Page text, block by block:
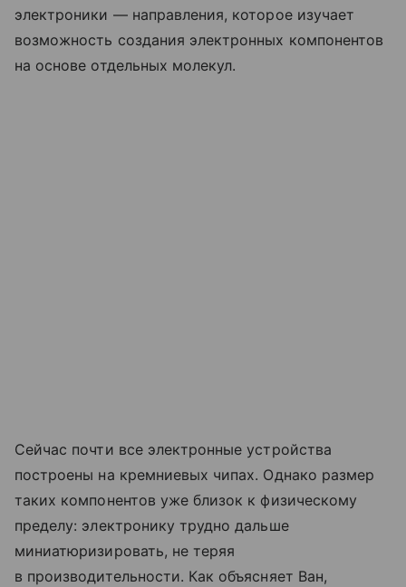
электроники — направления, которое изучает
возможность создания электронных компонентов
на основе отдельных молекул.
Сейчас почти все электронные устройства
построены на кремниевых чипах. Однако размер
таких компонентов уже близок к физическому
пределу: электронику трудно дальше
миниатюризировать, не теряя
в производительности. Как объясняет Ван,